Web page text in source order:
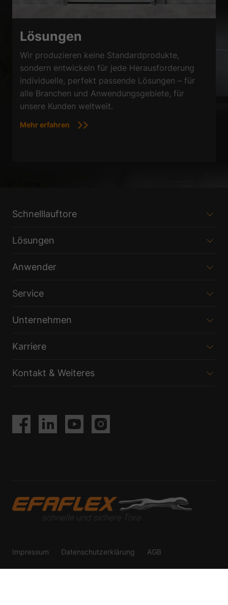
Lösungen
Wir produzieren keine Standardprodukte,
sondern entwickeln für jede Herausforderung
individuelle, perfekt passende Lösungen – für
alle Branchen und Anwendungsgebiete, für
unsere Kunden weltweit.
Mehr erfahren
Schnelllauftore
Lösungen
Anwender
Service
Unternehmen
Karriere
Kontakt & Weiteres
Impressum Datenschutzerklärung AGB